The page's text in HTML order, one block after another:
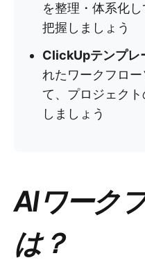
を整理・体系化
把握しましょう
ClickUpテンプレ
れたワークフロ
て、プロジェク
しましょう
AIワーク
は？